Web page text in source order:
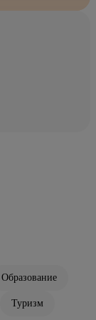
Образование
Туризм